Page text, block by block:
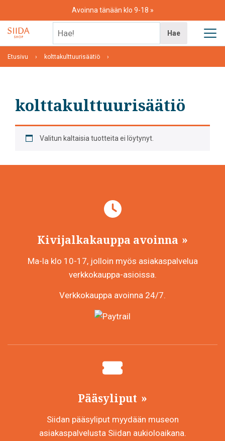
content
Avoinna tänään klo 9-18
Hae
Etusivu kolttakulttuurisäätiö
kolttakulttuurisäätiö
Valitun kaltaisia tuotteita ei löytynyt.
Kivijalkakauppa avoinna
Ma-la klo 10-17, jolloin myös asiakaspalvelua
verkkokauppa-asioissa.
Verkkokauppa avoinna 24/7.
Pääsyliput
Siidan pääsyliput myydään museon
asiakaspalvelusta Siidan aukioloaikana.